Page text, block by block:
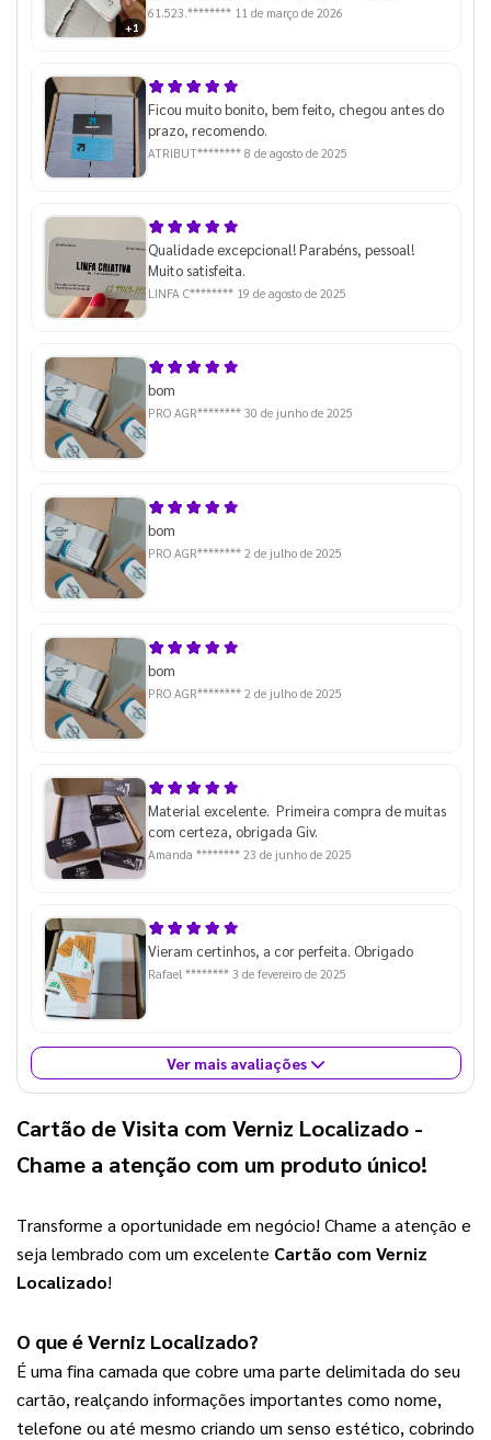
+1
61.523.******** 11 de março de 2026
Ficou muito bonito, bem feito, chegou antes do
prazo, recomendo.
ATRIBUT******** 8 de agosto de 2025
Qualidade excepcional! Parabéns, pessoal!
Muito satisfeita.
LINFA C******** 19 de agosto de 2025
bom
PRO AGR******** 30 de junho de 2025
bom
PRO AGR******** 2 de julho de 2025
bom
PRO AGR******** 2 de julho de 2025
Material excelente. Primeira compra de muitas
com certeza, obrigada Giv.
Amanda ******** 23 de junho de 2025
Vieram certinhos, a cor perfeita. Obrigado
Rafael ******** 3 de fevereiro de 2025
Ver mais avaliações
Cartão de Visita com Verniz Localizado -
Chame a atenção com um produto único!
Transforme a oportunidade em negócio! Chame a atenção e
seja lembrado com um excelente Cartão com Verniz
Localizado!
O que é Verniz Localizado?
É uma fina camada que cobre uma parte delimitada do seu
cartão, realçando informações importantes como nome,
telefone ou até mesmo criando um senso estético, cobrindo